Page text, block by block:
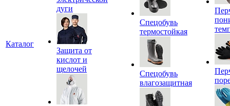
Каталог
дуги
Защита от
кислот и
щелочей
Спецобувь
термостойкая
Спецобувь
влагозащитная